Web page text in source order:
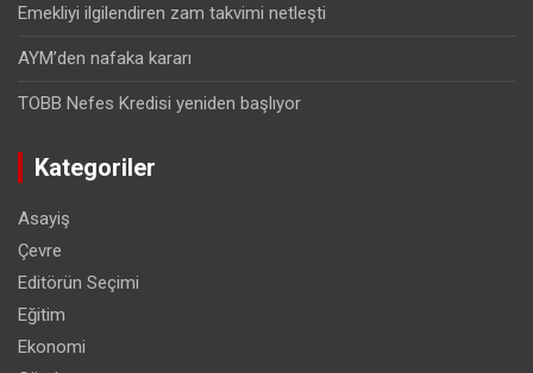
Emekliyi ilgilendiren zam takvimi netleşti
AYM’den nafaka kararı
TOBB Nefes Kredisi yeniden başlıyor
Kategoriler
Asayiş
Çevre
Editörün Seçimi
Eğitim
Ekonomi